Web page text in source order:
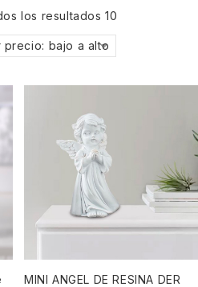
los resultados 10
precio: bajo a alto
MINI ANGEL DE RESINA DER